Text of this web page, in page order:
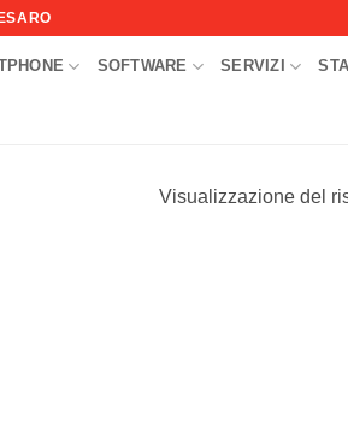
SOFTWARE SERVIZI
Visualizzazione del